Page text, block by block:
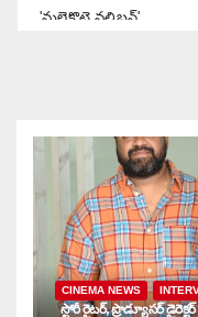
'మలైకొట్టై వలిబన్'
'రుద్రంగి' సినిమా రివ్యూ
'రౌడీ అల్లుడు
'శబరి
'శబ్దం'
CINEMA NEWS
స్టోరీ రైటర్, ప్రొడ్యూసర్